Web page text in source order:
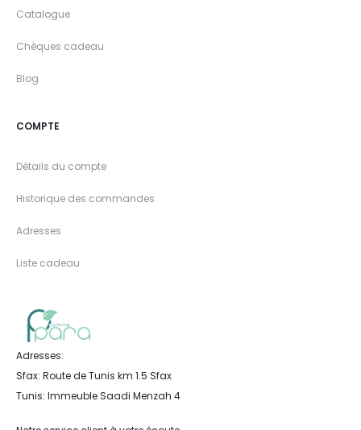
Catalogue
Chèques cadeau
Blog
COMPTE
Détails du compte
Historique des commandes
Adresses
Liste cadeau
Adresses:
Sfax: Route de Tunis km 1.5 Sfax
Tunis: Immeuble Saadi Menzah 4